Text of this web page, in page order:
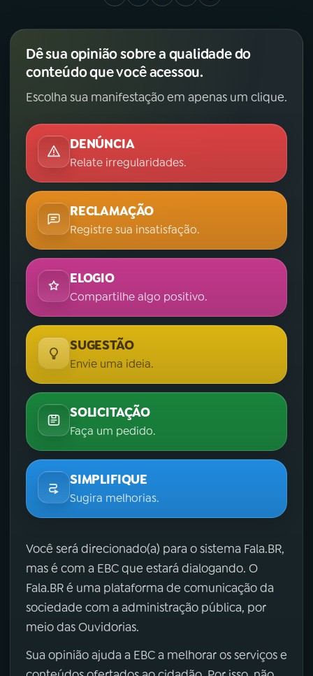
Dê sua opinião sobre a qualidade do
conteúdo que você acessou.
Escolha sua manifestação em apenas um clique.
DENÚNCIA
Relate irregularidades.
RECLAMAÇÃO
Registre sua insatisfação.
ELOGIO
Compartilhe algo positivo.
SUGESTÃO
Envie uma ideia.
SOLICITAÇÃO
Faça um pedido.
SIMPLIFIQUE
Sugira melhorias.
Você será direcionado(a) para o sistema Fala.BR,
mas é com a EBC que estará dialogando. O
Fala.BR é uma plataforma de comunicação da
sociedade com a administração pública, por
meio das Ouvidorias.
Sua opinião ajuda a EBC a melhorar os serviços e